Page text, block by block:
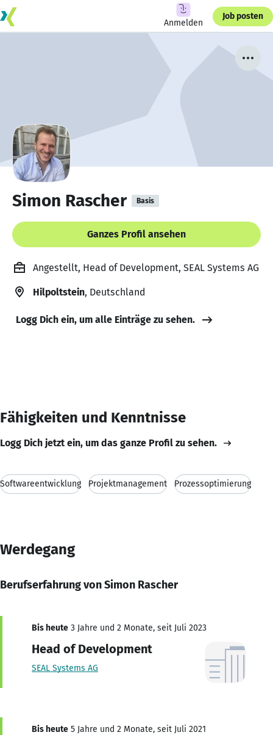
Anmelden
Job posten
Simon Rascher Basis
Ganzes Profil ansehen
Angestellt, Head of Development, SEAL Systems AG
Hilpoltstein, Deutschland
Logg Dich ein, um alle Einträge zu sehen.
Fähigkeiten und Kenntnisse
Logg Dich jetzt ein, um das ganze Profil zu sehen.
Softwareentwicklung Projektmanagement Prozessoptimierung
Werdegang
Berufserfahrung von Simon Rascher
Bis heute 3 Jahre und 2 Monate, seit Juli 2023
Head of Development
SEAL Systems AG
Bis heute 5 Jahre und 2 Monate, seit Juli 2021